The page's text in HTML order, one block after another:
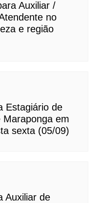
Auxiliar /
no
e região
Estagiário de
Maraponga em
sexta (05/09)
Auxiliar de